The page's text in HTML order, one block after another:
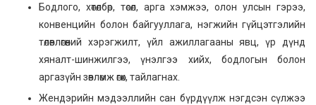
Бодлого, хөтөлбөр, төсөл, арга хэмжээ, олон улсын гэрээ,
конвенцийн болон байгууллага, нэгжийн гүйцэтгэлийн
төлөвлөгөөний хэрэгжилт, үйл ажиллагааны явц, үр дүнд
хяналт-шинжилгээ, үнэлгээ хийх, бодлогын болон
аргазүйн зөвлөмж өгөх, тайлагнах.
Жендэрийн мэдээллийн сан бүрдүүлж нэгдсэн сүлжээ